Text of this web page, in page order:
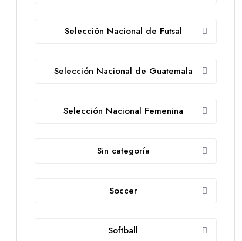
Selección Nacional de Futsal
Selección Nacional de Guatemala
Selección Nacional Femenina
Sin categoría
Soccer
Softball